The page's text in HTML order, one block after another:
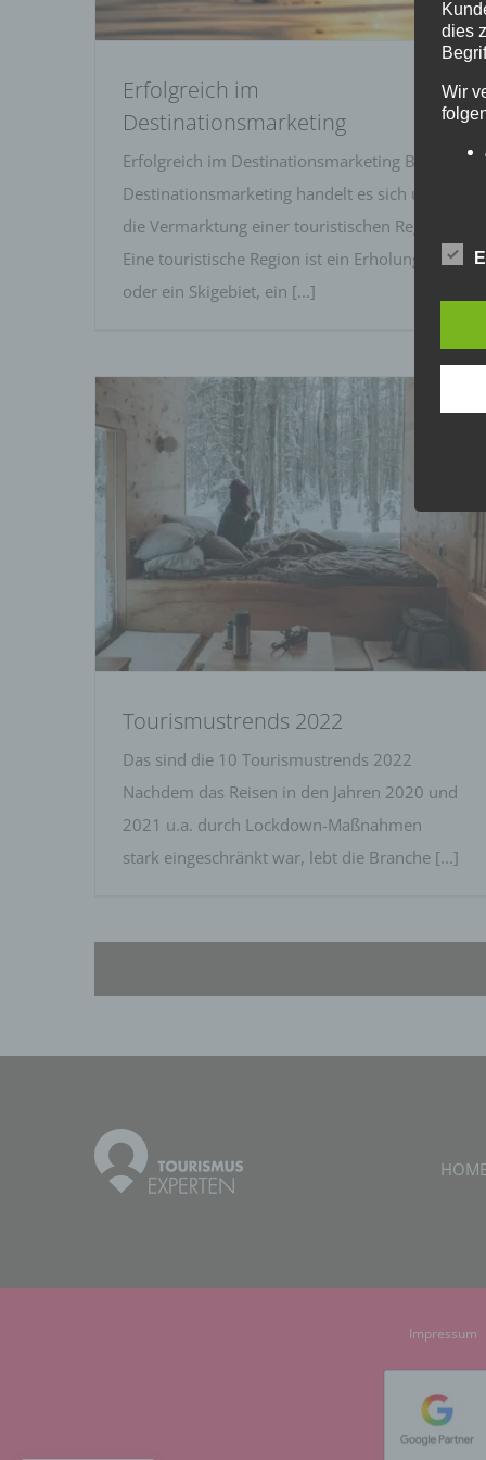
Erfolgreich im
Destinationsmarketing
Erfolgreich im Destinationsmarketing Bei
Destinationsmarketing handelt es sich um
die Vermarktung einer touristischen Region.
Eine touristische Region ist ein Erholungs-
oder ein Skigebiet, ein [...]
Tourismustrends 2022
Tourismustrends 2022
Das sind die 10 Tourismustrends 2022
Nachdem das Reisen in den Jahren 2020 und
2021 u.a. durch Lockdown-Maßnahmen
stark eingeschränkt war, lebt die Branche [...]
HOME
Impressum
dies
Wir